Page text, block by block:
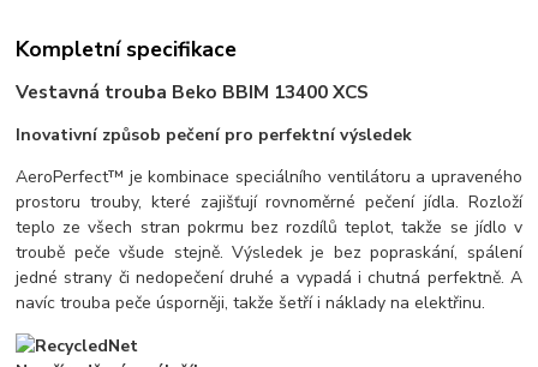
Kompletní specifikace
Vestavná trouba Beko BBIM 13400 XCS
Inovativní způsob pečení pro perfektní výsledek
AeroPerfect™ je kombinace speciálního ventilátoru a upraveného
prostoru trouby, které zajišťují rovnoměrné pečení jídla. Rozloží
teplo ze všech stran pokrmu bez rozdílů teplot, takže se jídlo v
troubě peče všude stejně. Výsledek je bez popraskání, spálení
jedné strany či nedopečení druhé a vypadá i chutná perfektně. A
navíc trouba peče úsporněji, takže šetří i náklady na elektřinu.